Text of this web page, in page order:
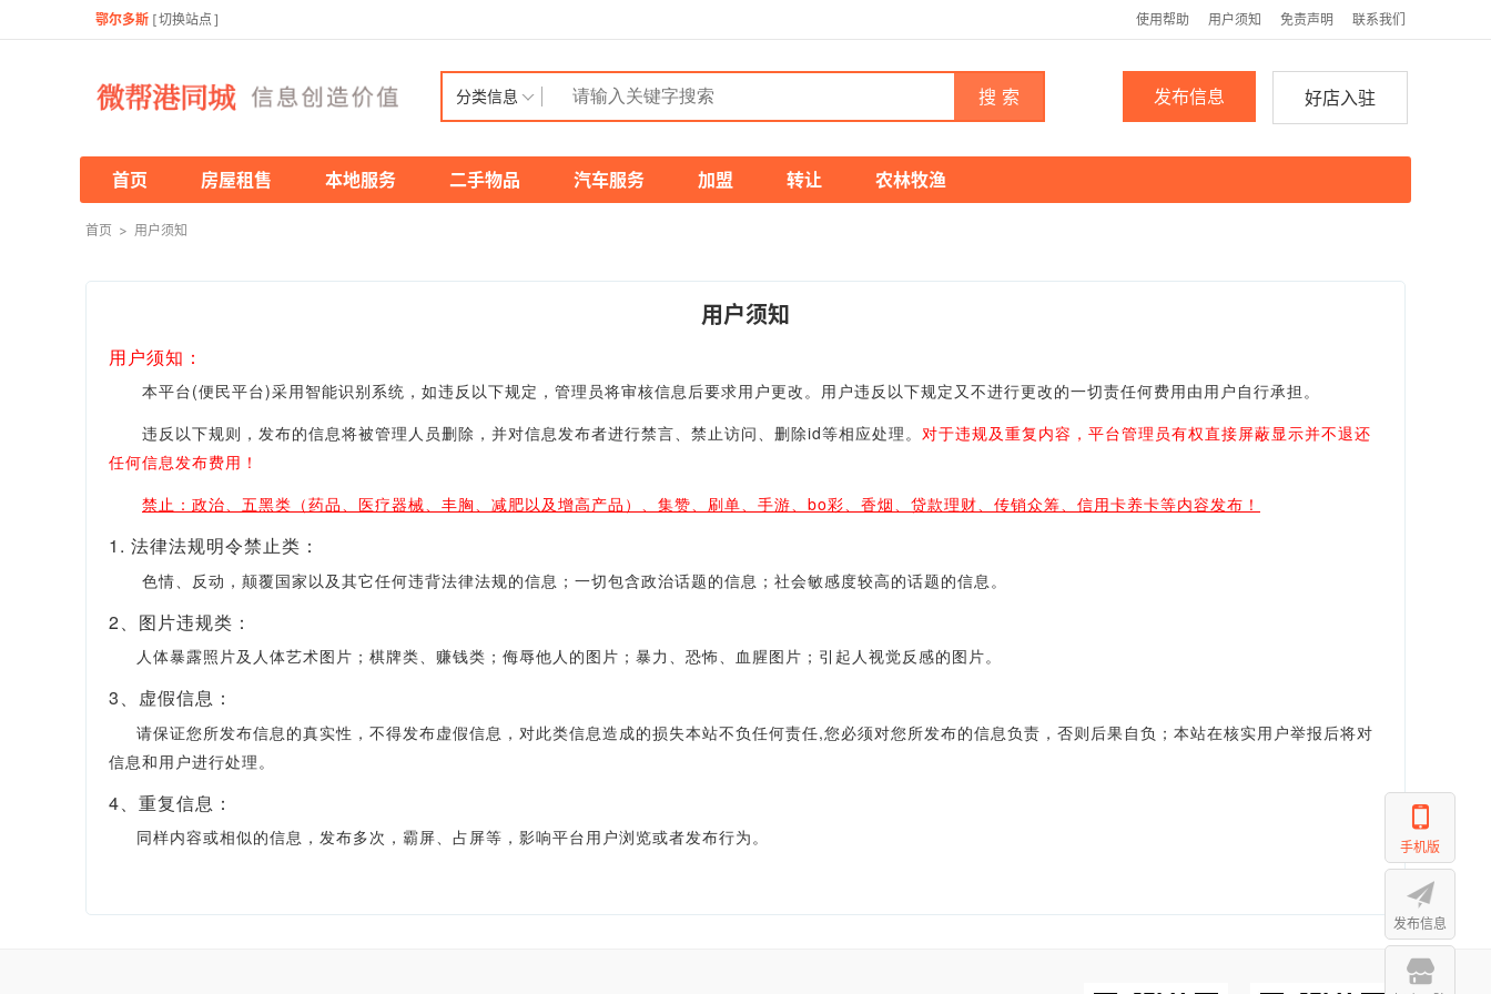
鄂尔多斯 [切换站点 ] 使用帮助 用户须知 免责声明 联系我们
分类信息 搜 索 好店入驻
发布信息
首页 房屋租售 本地服务 二手物品 汽车服务 加盟 转让 农林牧渔
首页 > 用户须知
用户须知
用户须知：
本平台(便民平台)采用智能识别系统，如违反以下规定，管理员将审核信息后要求用户更改。用户违反以下规定又不进行更改的一切责任何费用由用户自行承担。
违反以下规则，发布的信息将被管理人员删除，并对信息发布者进行禁言、禁止访问、删除id等相应处理。 对于违规及重复内容，平台管理员有权直接屏蔽显示并不退还
任何信息发布费用！
禁止：政治、五黑类（药品、医疗器械、丰胸、减肥以及增高产品）、集赞、刷单、手游、bo彩、香烟、贷款理财、传销众筹、信用卡养卡等内容发布！
1. 法律法规明令禁止类：
色情、反动，颠覆国家以及其它任何违背法律法规的信息；一切包含政治话题的信息；社会敏感度较高的话题的信息。
2、图片违规类：
人体暴露照片及人体艺术图片；棋牌类、赚钱类；侮辱他人的图片；暴力、恐怖、血腥图片；引起人视觉反感的图片。
3、虚假信息：
请保证您所发布信息的真实性，不得发布虚假信息，对此类信息造成的损失本站不负任何责任,您必须对您所发布的信息负责，否则后果自负；本站在核实用户举报后将对
信息和用户进行处理。
4、重复信息：
同样内容或相似的信息，发布多次，霸屏、占屏等，影响平台用户浏览或者发布行为。 手机版
发布信息